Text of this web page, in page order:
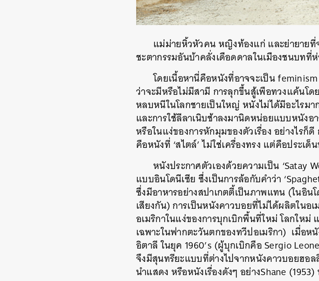
แม่ม่ายหิ้วหัวคน หญิงท้องแก่ และย่ายายที่
ชะตากรรมอันบ้าคลั่งเดือดดาลในเมืองชนบทที่ห่
โดยเนื้อหานี่คือหนังที่อาจจะเป็น
ว่าจะมีหรือไม่มีสามี การลุกขึ้นสู้เพือทวงแค้นโ
หลบหนีในโลกชายเป็นใหญ่ หนังไม่ได้มีอะไรม
และการใช้ลีลาเนิบช้าลงมานิดหน่อยแบบหนัง
หรือในแง่ของการหักมุมของตัวเรื่อง อย่างไรก็
คือหนังที่ ‘สไตล์’ ไม่ใช่เครื่องทรง แต่คือประเด็
หนังประกาศตัวเองด้วยความเป็น ‘Satay
แบบอินโดนีเซีย ซึ่งเป็นการล้อกับคำว่า
ซึ่งมีอาหารอย่างสปาเกตตี้เป็นภาพแทน (ในอิน
เสียงกัน) การเป็นหนังคาวบอยที่ไม่ได้ผลิตใน
อเมริกาในแง่ของการบุกเบิกพื้นที่ใหม่ โลกให
เฉพาะในฟากตะวันตกของทวีปอเมริกา) เมื่อห
อิตาลี ในยุค 1960’s (ผู้บุกเบิกคือ Sergio
จึงมีสุนทรียะแบบที่ต่างไปจากหนังคาวบอยฮอ
นำแสดง หรือหนังเรื่องดังๆ อย่างShane
SHARE